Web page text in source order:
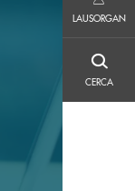
LAUSORGAN
CERCA